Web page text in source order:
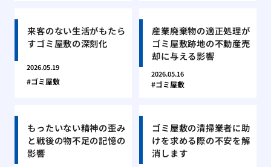
来客のない生活がもたら
すゴミ屋敷の深刻化
2026.05.19
ゴミ屋敷
産業廃棄物の適正処理が
ゴミ屋敷跡地の不動産売
却に与える影響
2026.05.16
ゴミ屋敷
もったいない精神の歪み
と戦後の物不足の記憶の
影響
ゴミ屋敷の清掃業者に助
けを求める際の不安を解
消します